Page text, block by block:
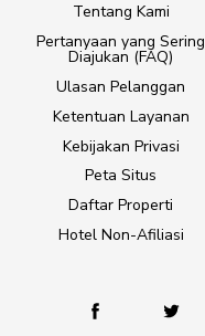
Tentang Kami
Pertanyaan yang Sering
Diajukan (FAQ)
Ulasan Pelanggan
Ketentuan Layanan
Kebijakan Privasi
Peta Situs
Daftar Properti
Hotel Non-Afiliasi